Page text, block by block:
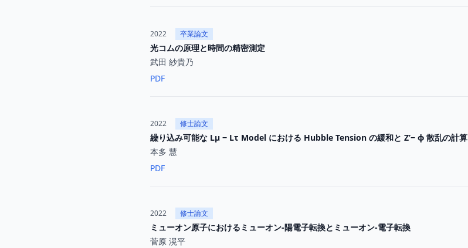
2022 卒業論文
光コムの原理と時間の精密測定
武田 紗貴乃
PDF
2022 修士論文
繰り込み可能な Lµ − Lτ Model における Hubble Tension の緩和と Z’− ϕ 散乱の計算
本多 慧
PDF
2022 修士論文
ミューオン原子におけるミューオン-陽電子転換とミューオン-電子転換
菅原 滉平